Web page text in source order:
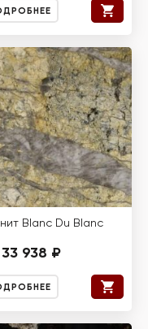
Blanc Du Blanc
938 ₽